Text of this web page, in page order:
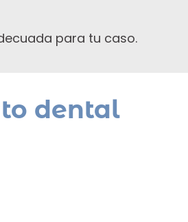
para tu caso.
dental